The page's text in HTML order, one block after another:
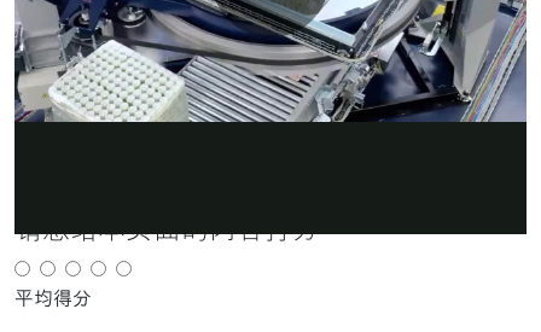
播
联系我们
分享
×
请您给本页面的内容打分
平均得分